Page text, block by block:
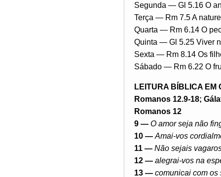
Segunda — Gl 5.16 O
Terça — Rm 7.5 A
Quarta — Rm 6.14 O
Quinta — Gl 5.25 Viver
Sexta — Rm 8.14 Os
Sábado — Rm 6.22 O
LEITURA BÍBLICA EM
Romanos 12.9-18;
Romanos 12
9 — O amor seja não
10 — Amai-vos
11 — Não sejais
12 — alegrai-vos na
13 — comunicai com os